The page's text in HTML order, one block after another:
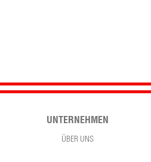
UNTERNEHMEN
ÜBER UNS